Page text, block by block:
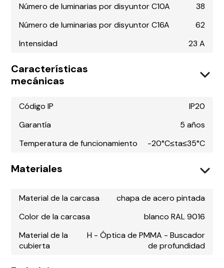
Número de luminarias por disyuntor C10A
38
Número de luminarias por disyuntor C16A
62
Intensidad
23 A
Características
mecánicas
Código IP
IP20
Garantía
5 años
Temperatura de funcionamiento
-20°C≤ta≤35°C
Materiales
Material de la carcasa
chapa de acero pintada
Color de la carcasa
blanco RAL 9016
Material de la
cubierta
H - Óptica de PMMA - Buscador
de profundidad